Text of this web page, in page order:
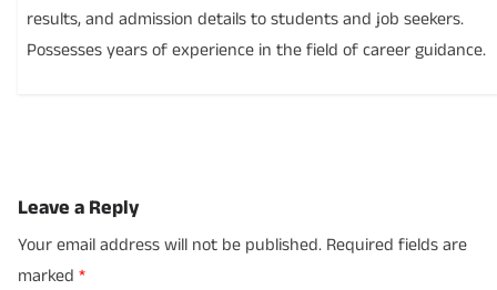
results, and admission details to students and job seekers.
Possesses years of experience in the field of career guidance.
Leave a Reply
Your email address will not be published. Required fields are
marked *